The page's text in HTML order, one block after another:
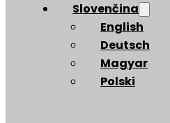
Slovenčina
English
Deutsch
Magyar
Polski